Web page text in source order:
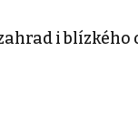
i blízkého